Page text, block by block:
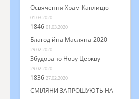
Освячення Храм-Каплицю
01.03.2020
1846 01.03.2020
Благодійна Масляна-2020
29.02.2020
Збудовано Нову Церкву
29.02.2020
1836 27.02.2020
СМІЛЯНИ ЗАПРОШУЮТЬ НА